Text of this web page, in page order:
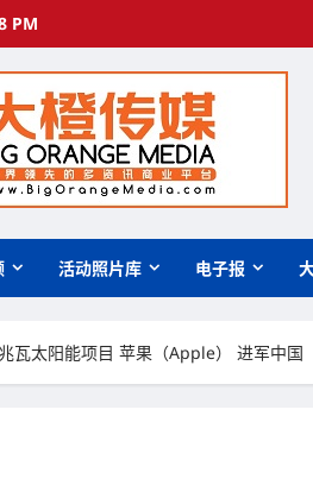
PM
活动照片库 电子报
瓦太阳能项目 苹果（Apple） 进军中国